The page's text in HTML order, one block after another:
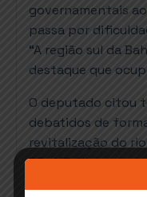
governamentais
passa por
“A região sul da
destaque que
O deputado citou
debatidos de
revitalização do
BR-415 (Ilhéus-
lavoura